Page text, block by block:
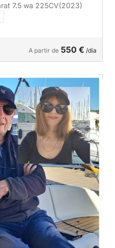
Lancha Jeanneau Cap Camarat 7.5 wa 225CV(2023)
A partir de 550 € /día